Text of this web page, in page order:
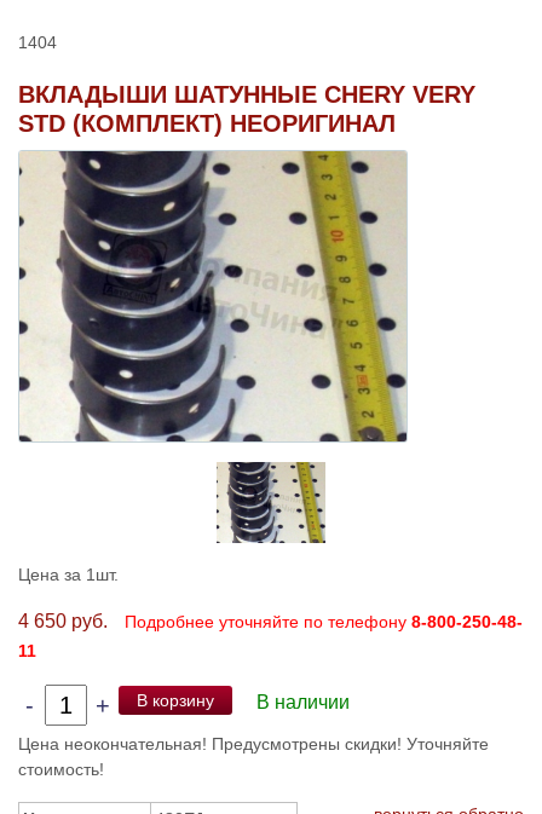
1404
ВКЛАДЫШИ ШАТУННЫЕ CHERY VERY
STD (КОМПЛЕКТ) НЕОРИГИНАЛ
Цена за 1шт.
4 650 руб. Подробнее уточняйте по телефону 8-800-250-48-
11
- + В корзину В наличии
Цена неокончательная! Предусмотрены скидки! Уточняйте
стоимость!